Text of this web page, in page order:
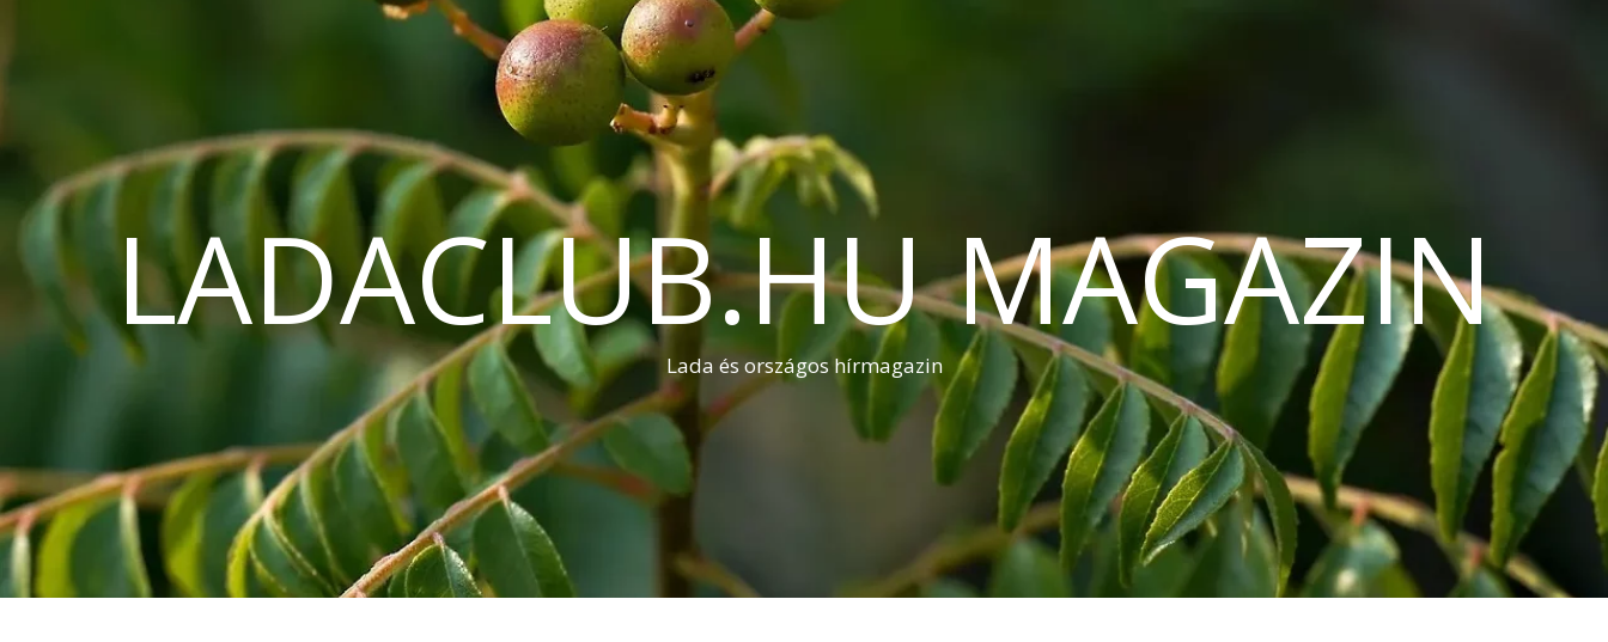
LADACLUB.HU MAGAZIN
Lada és országos hírmagazin